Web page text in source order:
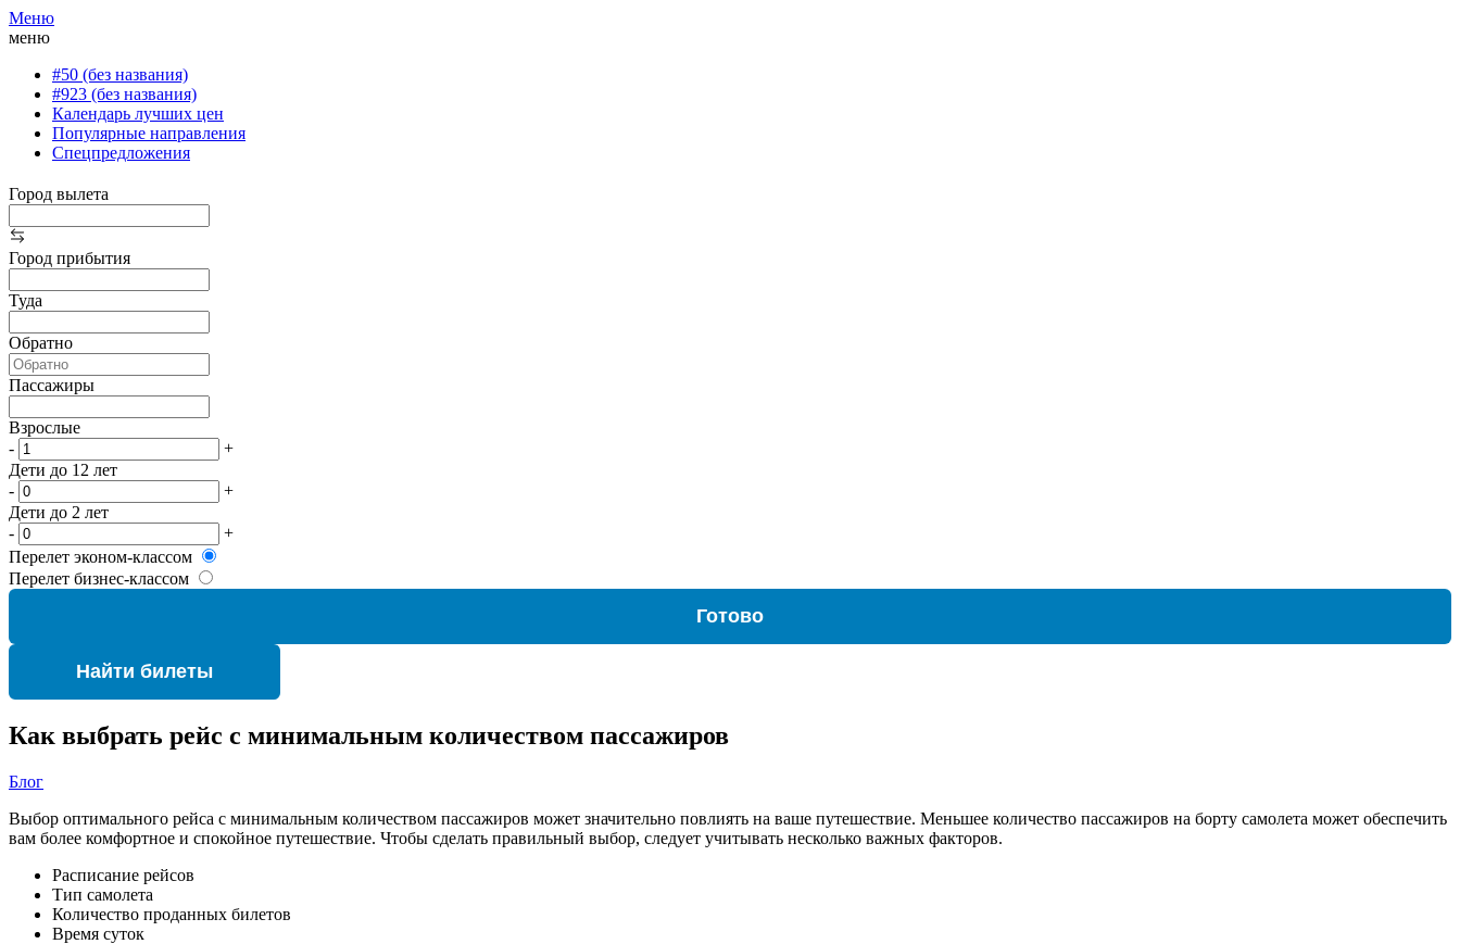
Меню
меню
#50 (без названия)
#923 (без названия)
Календарь лучших цен
Популярные направления
Спецпредложения
Город вылета
Город прибытия
Туда
Обратно
Пассажиры
Взрослые
-
+
Дети до 12 лет
-
+
Дети до 2 лет
-
+
Перелет эконом-классом
Перелет бизнес-классом
Готово
Найти билеты
Как выбрать рейс с минимальным количеством пассажиров
Блог
Выбор оптимального рейса с минимальным количеством пассажиров может значительно повлиять на ваше путешествие. Меньшее количество пассажиров на борту самолета может обеспечить
вам более комфортное и спокойное путешествие. Чтобы сделать правильный выбор, следует учитывать несколько важных факторов.
Расписание рейсов
Тип самолета
Количество проданных билетов
Время суток